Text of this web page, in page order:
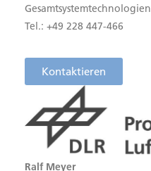
Gesamtsystemtechnologien
Tel.: +49 228 447-466
Kontaktieren
Ralf Meyer